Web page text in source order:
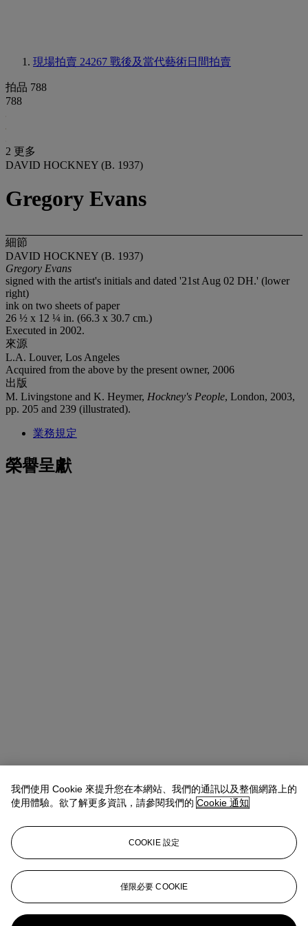
現場拍賣 24267 戰後及當代藝術日間拍賣
拍品 788
788
2 更多
DAVID HOCKNEY (B. 1937)
Gregory Evans
細節
DAVID HOCKNEY (B. 1937)
Gregory Evans
signed with the artist's initials and dated '21st Aug 02 DH.' (lower
right)
ink on two sheets of paper
26 ½ x 12 ¼ in. (66.3 x 30.7 cm.)
Executed in 2002.
來源
L.A. Louver, Los Angeles
Acquired from the above by the present owner, 2006
出版
M. Livingstone and K. Heymer, Hockney's People, London, 2003,
pp. 205 and 239 (illustrated).
業務規定
榮譽呈獻
Allison ImmergutVice President, Specialist, Co-Head of Day Sale
查閱狀況報告或聯絡我們查詢更多拍品資料
aimmergut@christies.com
登入
瀏覽狀況報告
我們使用 Cookie 來提升您在本網站、我們的通訊以及整個網路上的
使用體驗。欲了解更多資訊，請參閱我們的 Cookie 通知
COOKIE 設定
僅限必要 COOKIE